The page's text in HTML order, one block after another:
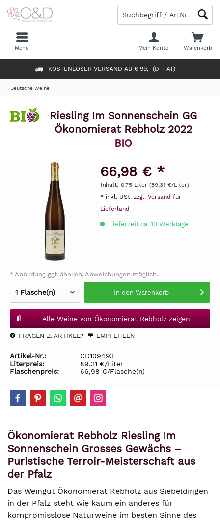
KOSTENLOSER VERSAND AB € 99,- (D + AT)
Warenkorb
Mein Konto
Menü
Deutsche Weine
Riesling Im Sonnenschein GG
Ökonomierat Rebholz 2022
BIO
66,98 € *
Inhalt: 0.75 Liter (89,31 €/Liter)
* inkl. USt. zzgl. Versand für
Lieferland
Lieferzeit ca. 10 Werktage
* Abbildung ggf. ähnlich, Abweichungen möglich.
In den Warenkorb
Alle Weine von Ökonomierat Rebholz zeigen
FRAGEN Z. ARTIKEL? EMPFEHLEN
Artikel-Nr.:
CD109493
Literpreis:
89,31 €/Liter
Flaschenpreis:
66,98 €/Flasche(n)
Ökonomierat Rebholz Riesling Im
Sonnenschein Grosses Gewächs –
Puristische Terroir-Meisterschaft aus
der Pfalz
Das Weingut Ökonomierat Rebholz aus Siebeldingen
in der Pfalz steht wie kaum ein anderes für
kompromisslose Naturweine im besten Sinne des